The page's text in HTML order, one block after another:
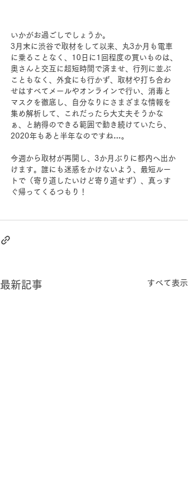
いかがお過ごしでしょうか。
3月末に渋谷で取材をして以来、丸3か月も電車
に乗ることなく、 10日 に1回程度の買いものは、
奥さんと交互に超短時間で済ませ、行列に並ぶ
こともなく、外食にも行かず、取材や打ち合わ
せはすべてメールやオンラインで行い、消毒と
マスクを徹底し、自分なりにさまざまな情報を
集め解析して、これだったら大丈夫そうかな
ぁ、と納得のできる範囲で動き続けていたら、
2020年もあと半年なのですね…。
今週から取材が再開し、3か月ぶりに都内へ出か
けます。誰にも迷惑をかけないよう、最短ルー
トで（寄り道したいけど寄り道せず）、真っす
ぐ帰ってくるつもり！
最新記事 すべて表示